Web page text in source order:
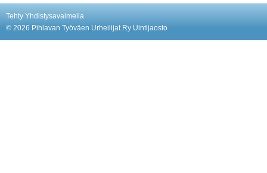
Tehty Yhdistysavaimella
© 2026 Pihlavan Työväen Urheilijat Ry Uintijaosto